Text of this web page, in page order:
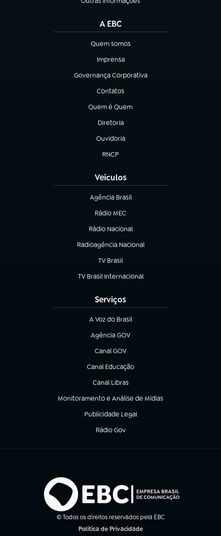
(abre em nova aba)
A EBC
Quem somos
(abre em nova aba)
Imprensa
(abre em nova aba)
Governança Corporativa
(abre em nova aba)
Contatos
(abre em nova aba)
Quem é Quem
(abre em nova aba)
Diretoria
(abre em nova aba)
Ouvidoria
(abre em nova aba)
RNCP
(abre em nova aba)
Veículos
Agência Brasil
(abre em nova aba)
Rádio MEC
(abre em nova aba)
Rádio Nacional
Radioagência Nacional
(abre em nova aba)
TV Brasil
(abre em nova aba)
TV Brasil Internacional
(abre em nova aba)
Serviços
A Voz do Brasil
(abre em nova aba)
Agência GOV
(abre em nova aba)
Canal GOV
(abre em nova aba)
Canal Educação
(abre em nova aba)
Canal Libras
(abre em nova aba)
Monitoramento e Análise de Mídias
(abre em nova aba)
Publicidade Legal
(abre em nova aba)
Rádio Gov
(abre em nova aba)
© Todos os direitos reservados pela EBC
Política de Privacidade